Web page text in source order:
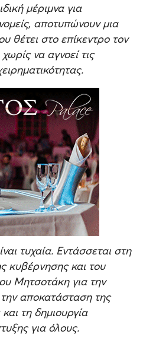
μέριμνα για
αποτυπώνουν μια
θέτει στο επίκεντρο τον
να αγνοεί τις
τυχαία. Εντάσσεται στη
κυβέρνησης και του
Μητσοτάκη για την
αποκατάσταση της
τη δημιουργία
για όλους.